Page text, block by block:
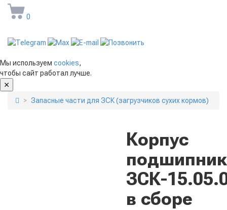
0
Мы используем cookies,
чтобы сайт работал лучше.
Запасные части для ЗСК (загрузчиков сухих кормов)
Корпус
ЗСК-
в сборе